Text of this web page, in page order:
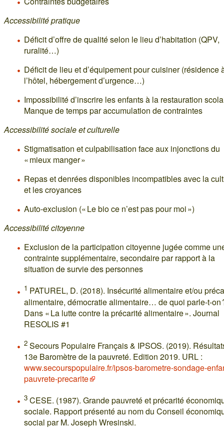
Accessibilité pratique
Déficit d’offre de qualité selon le lieu d’habitation (QPV,
ruralité…)
Déficit de lieu et d’équipement pour cuisiner (résidence
l’hôtel, hébergement d’urgence…)
Impossibilité d’inscrire les enfants à la restauration
Manque de temps par accumulation de contraintes
Accessibilité sociale et culturelle
Stigmatisation et culpabilisation face aux injonctions du
« mieux manger »
Repas et denrées disponibles incompatibles avec la
et les croyances
Auto-exclusion (« Le bio ce n’est pas pour moi »)
Accessibilité citoyenne
Exclusion de la participation citoyenne jugée comme
contrainte supplémentaire, secondaire par rapport à la
situation de survie des personnes
1 PATUREL, D. (2018). Insécurité alimentaire et/ou
alimentaire, démocratie alimentaire… de quoi parle-t-on
Dans « La lutte contre la précarité alimentaire ». Journal
RESOLIS #1
2 Secours Populaire Français & IPSOS. (2019).
13e Baromètre de la pauvreté. Edition 2019. URL :
www.secourspopulaire.fr/ipsos-barometre-sondage-
pauvrete-precarite
3 CESE. (1987). Grande pauvreté et précarité
sociale. Rapport présenté au nom du Conseil
social par M. Joseph Wresinski.